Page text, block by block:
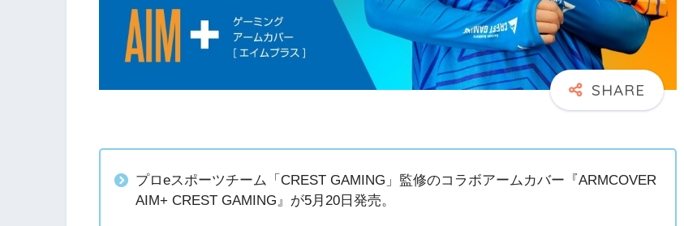
プロeスポーツチーム「CREST GAMING」監修のコラボアームカバー『ARMCOVER
AIM+ CREST GAMING』が5月20日発売。